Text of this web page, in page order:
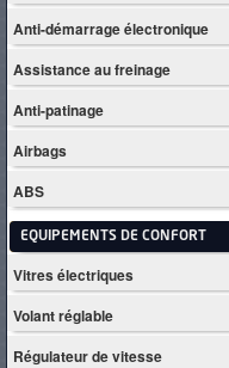
Anti-démarrage électronique
Assistance au freinage
Anti-patinage
Airbags
ABS
EQUIPEMENTS DE CONFORT
Vitres électriques
Volant réglable
Régulateur de vitesse